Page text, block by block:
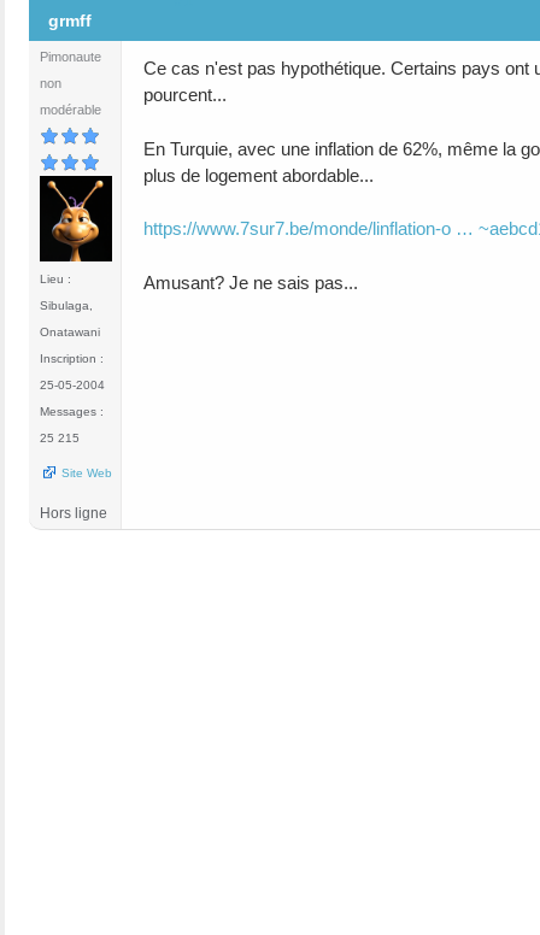
grmff
Pimonaute
non
modérable
Lieu :
Sibulaga,
Onatawani
Inscription :
25-05-2004
Messages :
25 215
Site Web
Ce cas n'est pas hypothétique. Certains pays ont
pourcent...
En Turquie, avec une inflation de 62%, même la
plus de logement abordable...
https://www.7sur7.be/monde/linflation-o …
Amusant? Je ne sais pas...
Hors ligne